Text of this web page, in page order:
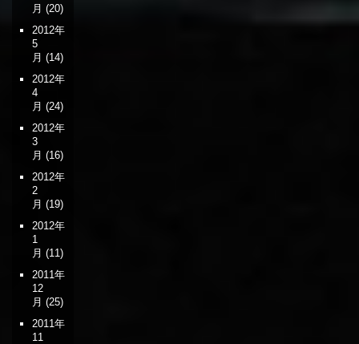
月 (20)
2012年
5
月 (14)
2012年
4
月 (24)
2012年
3
月 (16)
2012年
2
月 (19)
2012年
1
月 (11)
2011年
12
月 (25)
2011年
11